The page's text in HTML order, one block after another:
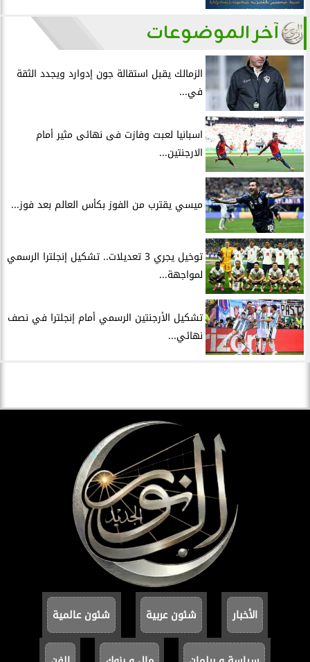
آخر الموضوعات
الزمالك يقبل استقالة جون إدوارد ويجدد الثقة
في...
اسبانيا لعبت وفازت فى نهائى مثير أمام
الارجنتين...
ميسي يقترب من الفوز بكأس العالم بعد فوز...
توخيل يجري 3 تعديلات.. تشكيل إنجلترا الرسمي
لمواجهة...
تشكيل الأرجنتين الرسمي أمام إنجلترا في نصف
نهائي...
الأخبار شئون عربية شئون عالمية